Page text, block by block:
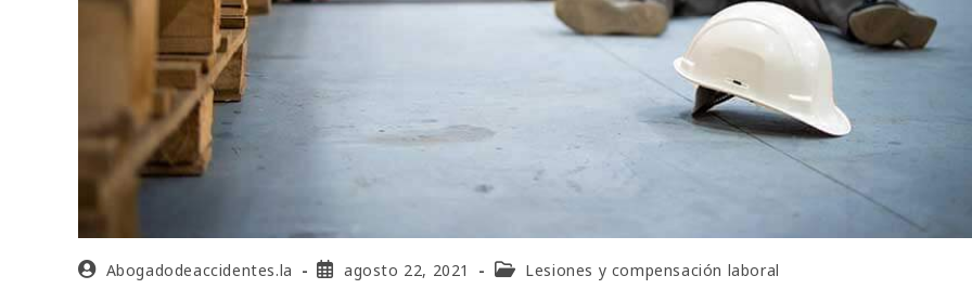
Abogadodeaccidentes.la agosto 22, 2021 Lesiones y compensación laboral